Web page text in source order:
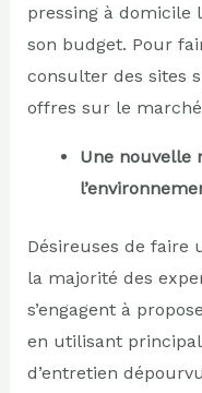
pressing à domicile
son budget. Pour
consulter des sites
offres sur le
Une nouvelle
Désireuses de faire
la majorité des
s’engagent à
en utilisant
d’entretien